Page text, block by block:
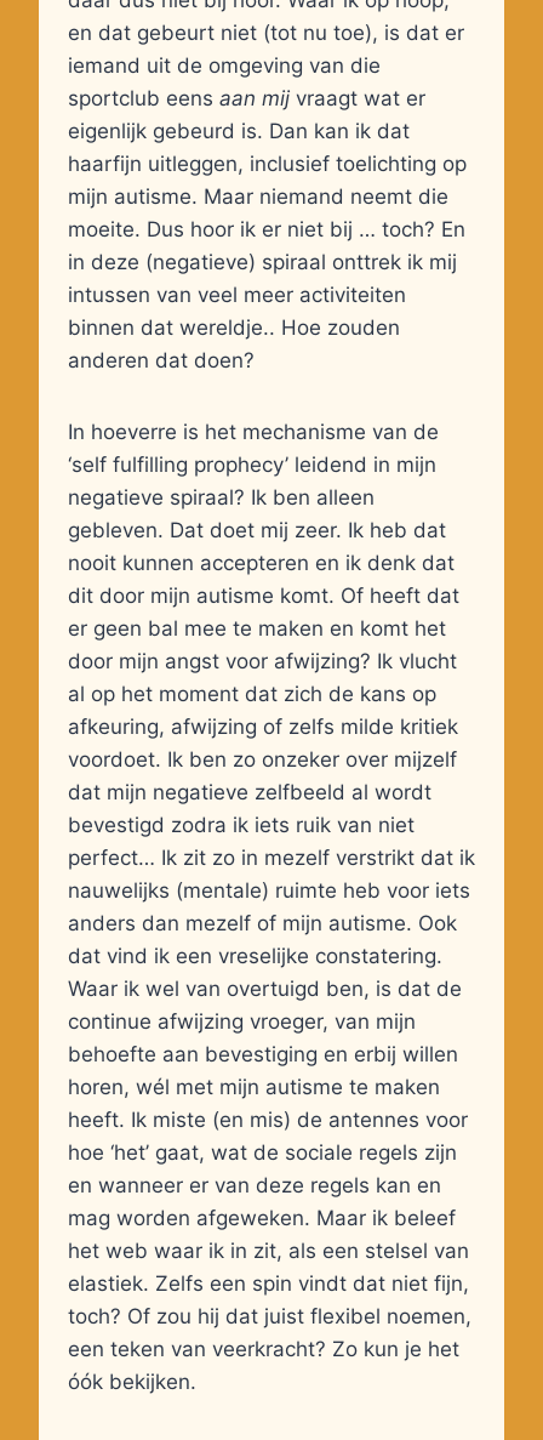
en dat gebeurt niet (tot nu toe), is dat er
iemand uit de omgeving van die
sportclub eens aan mij vraagt wat er
eigenlijk gebeurd is. Dan kan ik dat
haarfijn uitleggen, inclusief toelichting op
mijn autisme. Maar niemand neemt die
moeite. Dus hoor ik er niet bij … toch? En
in deze (negatieve) spiraal onttrek ik mij
intussen van veel meer activiteiten
binnen dat wereldje.. Hoe zouden
anderen dat doen?
In hoeverre is het mechanisme van de
‘self fulfilling prophecy’ leidend in mijn
negatieve spiraal? Ik ben alleen
gebleven. Dat doet mij zeer. Ik heb dat
nooit kunnen accepteren en ik denk dat
dit door mijn autisme komt. Of heeft dat
er geen bal mee te maken en komt het
door mijn angst voor afwijzing? Ik vlucht
al op het moment dat zich de kans op
afkeuring, afwijzing of zelfs milde kritiek
voordoet. Ik ben zo onzeker over mijzelf
dat mijn negatieve zelfbeeld al wordt
bevestigd zodra ik iets ruik van niet
perfect… Ik zit zo in mezelf verstrikt dat ik
nauwelijks (mentale) ruimte heb voor iets
anders dan mezelf of mijn autisme. Ook
dat vind ik een vreselijke constatering.
Waar ik wel van overtuigd ben, is dat de
continue afwijzing vroeger, van mijn
behoefte aan bevestiging en erbij willen
horen, wél met mijn autisme te maken
heeft. Ik miste (en mis) de antennes voor
hoe ‘het’ gaat, wat de sociale regels zijn
en wanneer er van deze regels kan en
mag worden afgeweken. Maar ik beleef
het web waar ik in zit, als een stelsel van
elastiek. Zelfs een spin vindt dat niet fijn,
toch? Of zou hij dat juist flexibel noemen,
een teken van veerkracht? Zo kun je het
óók bekijken.